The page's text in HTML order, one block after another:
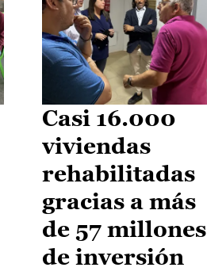
Casi 16.000
viviendas
rehabilitadas
gracias a más
de 57 millones
de inversión